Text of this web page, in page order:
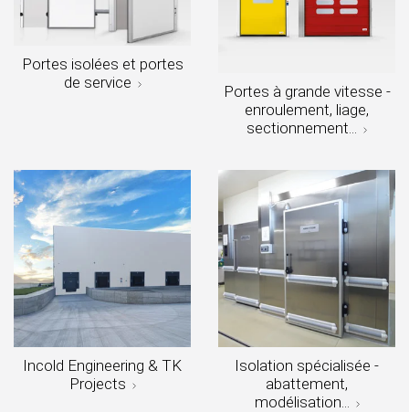
Portes isolées et portes
de service
Portes à grande vitesse -
enroulement, liage,
sectionnement...
Incold Engineering & TK
Projects
Isolation spécialisée -
abattement,
modélisation...